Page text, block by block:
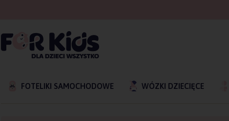
FOTELIKI SAMOCHODOWE WÓZKI DZIECIĘCE